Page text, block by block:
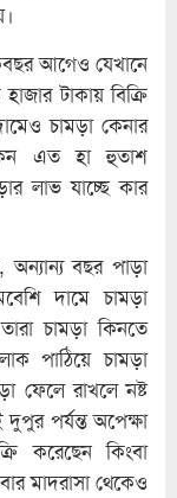
আগেও যেখানে
টাকায় বিক্রি
চামড়া কেনার
এত হা হুতাশ
লাভ যাচ্ছে কার
অন্যান্য বছর পাড়া
দামে চামড়া
চামড়া কিনতে
পাঠিয়ে চামড়া
ফেলে রাখলে নষ্ট
পর্যন্ত অপেক্ষা
করেছেন কিংবা
মাদরাসা থেকেও